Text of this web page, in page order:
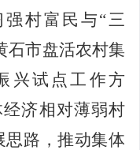
村富民与“三
石市盘活农村集
兴试点工作方
济相对薄弱村
思路，推动集体